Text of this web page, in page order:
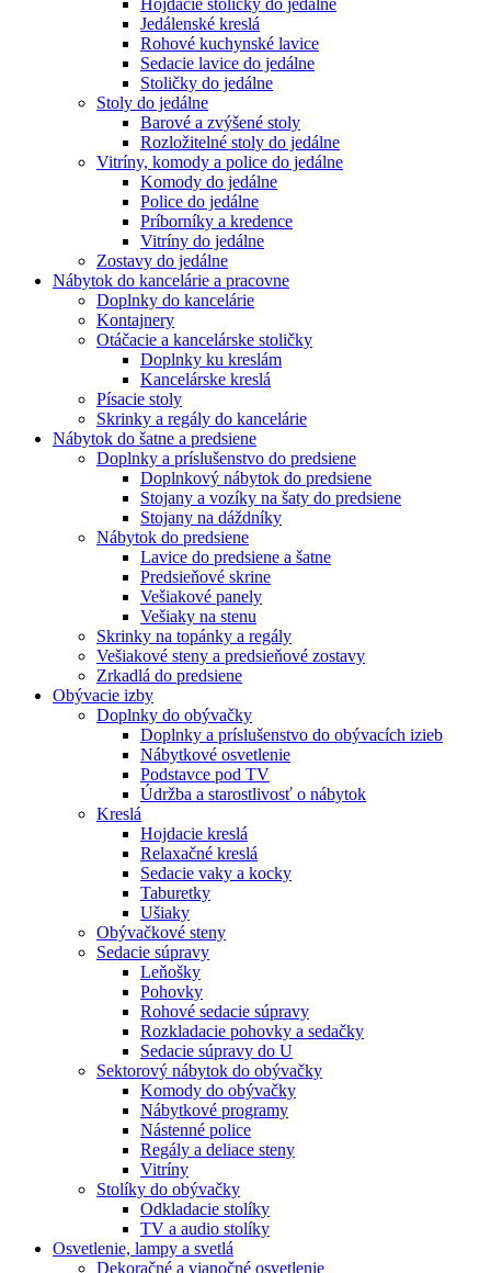
Jedálenské kreslá
Rohové kuchynské lavice
Sedacie lavice do jedálne
Stoličky do jedálne
Stoly do jedálne
Barové a zvýšené stoly
Rozložitelné stoly do jedálne
Vitríny, komody a police do jedálne
Komody do jedálne
Police do jedálne
Príborníky a kredence
Vitríny do jedálne
Zostavy do jedálne
Nábytok do kancelárie a pracovne
Doplnky do kancelárie
Kontajnery
Otáčacie a kancelárske stoličky
Doplnky ku kreslám
Kancelárske kreslá
Písacie stoly
Skrinky a regály do kancelárie
Nábytok do šatne a predsiene
Doplnky a príslušenstvo do predsiene
Doplnkový nábytok do predsiene
Stojany a vozíky na šaty do predsiene
Stojany na dáždníky
Nábytok do predsiene
Lavice do predsiene a šatne
Predsieňové skrine
Vešiakové panely
Vešiaky na stenu
Skrinky na topánky a regály
Vešiakové steny a predsieňové zostavy
Zrkadlá do predsiene
Obývacie izby
Doplnky do obývačky
Doplnky a príslušenstvo do obývacích izieb
Nábytkové osvetlenie
Podstavce pod TV
Údržba a starostlivosť o nábytok
Kreslá
Hojdacie kreslá
Relaxačné kreslá
Sedacie vaky a kocky
Taburetky
Ušiaky
Obývačkové steny
Sedacie súpravy
Leňošky
Pohovky
Rohové sedacie súpravy
Rozkladacie pohovky a sedačky
Sedacie súpravy do U
Sektorový nábytok do obývačky
Komody do obývačky
Nábytkové programy
Nástenné police
Regály a deliace steny
Vitríny
Stolíky do obývačky
Odkladacie stolíky
TV a audio stolíky
Osvetlenie, lampy a svetlá
Dekoračné a vianočné osvetlenie